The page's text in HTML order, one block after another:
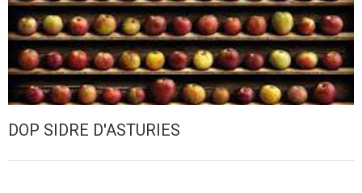
DOP SIDRE D'ASTURIES